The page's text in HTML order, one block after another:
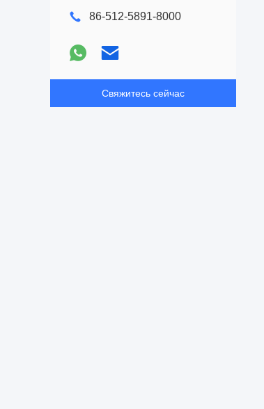
86-512-5891-8000
Свяжитесь сейчас